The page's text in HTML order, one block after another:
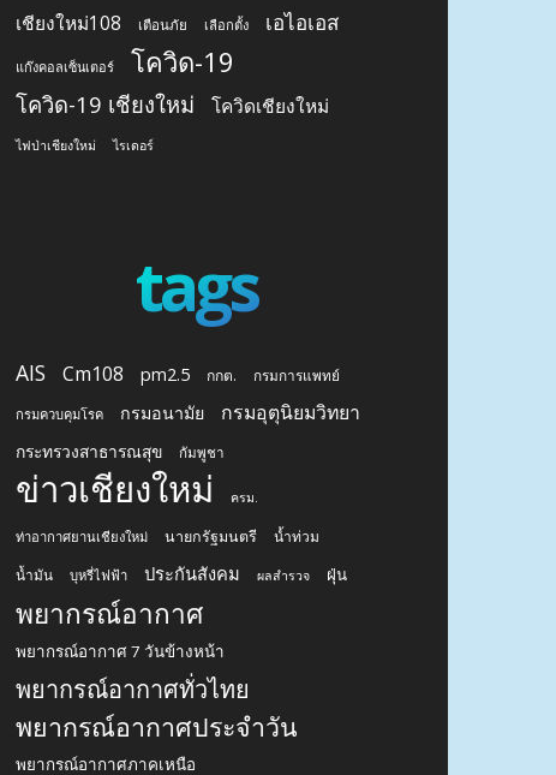
เชียงใหม่108 เตือนภัย เลือกตั้ง เอไอเอส
แก๊งคอลเซ็นเตอร์ โควิด-19
โควิด-19 เชียงใหม่ โควิดเชียงใหม่
ไฟป่าเชียงใหม่ ไรเดอร์
tags
AIS Cm108 pm2.5 กกต. กรมการแพทย์
กรมควบคุมโรค กรมอนามัย กรมอุตุนิยมวิทยา
กระทรวงสาธารณสุข กัมพูชา
ข่าวเชียงใหม่ ครม.
ท่าอากาศยานเชียงใหม่ นายกรัฐมนตรี น้ำท่วม
น้ำมัน บุหรี่ไฟฟ้า ประกันสังคม ผลสำรวจ ฝุ่น
พยากรณ์อากาศ
พยากรณ์อากาศ 7 วันข้างหน้า
พยากรณ์อากาศทั่วไทย
พยากรณ์อากาศประจำวัน
พยากรณ์อากาศภาคเหนือ